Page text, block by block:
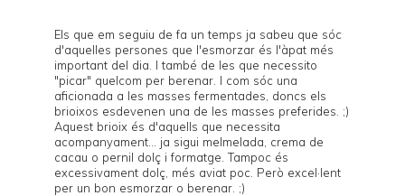
Els que em seguiu de fa un temps ja sabeu que sóc
d'aquelles persones que l'esmorzar és l'àpat més
important del dia. I també de les que necessito
"picar" quelcom per berenar. I com sóc una
aficionada a les masses fermentades, doncs els
brioixos esdevenen una de les masses preferides. ;)
Aquest brioix és d'aquells que necessita
acompanyament... ja sigui melmelada, crema de
cacau o pernil dolç i formatge. Tampoc és
excessivament dolç, més aviat poc. Però excel·lent
per un bon esmorzar o berenar. ;)